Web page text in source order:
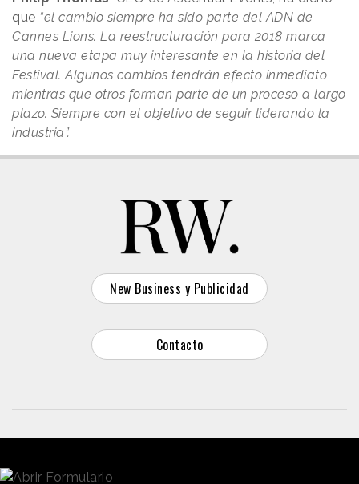
que “el cambio siempre ha sido parte del ADN de
Cannes Lions. La reestructuración para 2018 marca
una nueva etapa muy interesante en la historia del
Festival. Algunos cambios tendrán efecto inmediato
mientras que otros forman parte de un proceso a largo
plazo. Siempre con el objetivo de seguir liderando la
industria”.
New Business y Publicidad
Contacto
Dirección: Calle Antonio Pirala 29. Madrid, 28017